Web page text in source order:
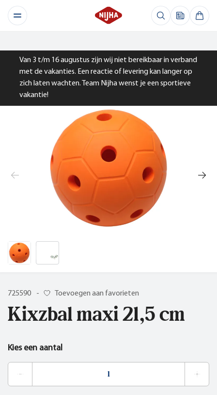
Van 3 t/m 16 augustus zijn wij niet bereikbaar in verband
met de vakanties. Een reactie of levering kan langer op
zich laten wachten. Team Nijha wenst je een sportieve
vakantie!
725590 - Toevoegen aan favorieten
Kixzbal maxi 21,5 cm
Kies een aantal